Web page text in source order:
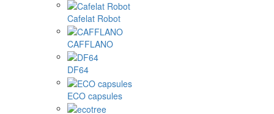
Cafelat Robot
CAFFLANO
DF64
ECO capsules